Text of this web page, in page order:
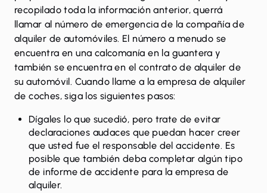
recopilado toda la información anterior, querrá
llamar al número de emergencia de la compañía de
alquiler de automóviles. El número a menudo se
encuentra en una calcomanía en la guantera y
también se encuentra en el contrato de alquiler de
su automóvil. Cuando llame a la empresa de alquiler
de coches, siga los siguientes pasos:
Dígales lo que sucedió, pero trate de evitar
declaraciones audaces que puedan hacer creer
que usted fue el responsable del accidente. Es
posible que también deba completar algún tipo
de informe de accidente para la empresa de
alquiler.